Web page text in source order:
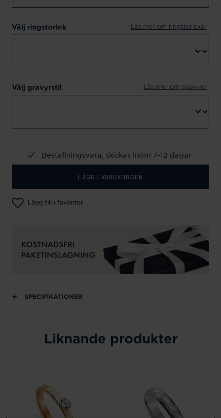
Välj ringstorlek Läs mer om ringstorlekar
Välj gravyrstil Läs mer om gravyrer
Beställningsvara, skickas inom 7-12 dagar
LÄGG I VARUKORGEN
Lägg till i favoriter
SPECIFIKATIONER
Liknande produkter